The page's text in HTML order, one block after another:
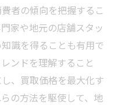
者の傾向を把握するこ
家や地元の店舗スタッ
識を得ることも有用で
ンドを理解すること
、買取価格を最大化す
の方法を駆使して、地